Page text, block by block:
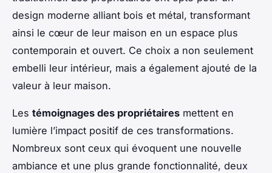
design moderne alliant bois et métal, transformant
ainsi le cœur de leur maison en un espace plus
contemporain et ouvert. Ce choix a non seulement
embelli leur intérieur, mais a également ajouté de la
valeur à leur maison.
Les témoignages des propriétaires mettent en
lumière l’impact positif de ces transformations.
Nombreux sont ceux qui évoquent une nouvelle
ambiance et une plus grande fonctionnalité, deux